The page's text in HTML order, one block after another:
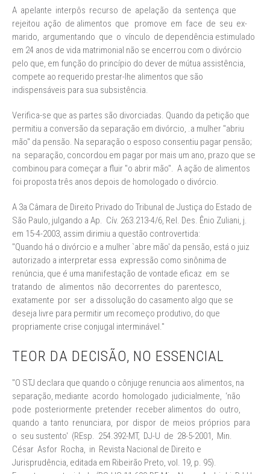
A apelante interpôs recurso de apelação da sentença que
rejeitou ação de alimentos que promove em face de seu ex-
marido, argumentando que o vínculo de dependência estimulado
em 24 anos de vida matrimonial não se encerrou com o divórcio
pelo que, em função do princípio do dever de mútua assistência,
compete ao requerido prestar-lhe alimentos que são
indispensáveis para sua subsistência.
Verifica-se que as partes são divorciadas. Quando da petição que
permitiu a conversão da separação em divórcio, .a mulher "abriu
mão" da pensão. Na separação o esposo consentiu pagar pensão;
na separação, concordou em pagar por mais um ano, prazo que se
combinou para começar a fluir "o abrir mão". A ação de alimentos
foi proposta três anos depois de homologado o divórcio.
A 3a Câmara de Direito Privado do Tribunal de Justiça do Estado de
São Paulo, julgando a Ap. Cív. 263.213-4/6, Rel. Des. Ênio Zuliani, j.
em 15-4-2003, assim dirimiu a questão controvertida:
"Quando há o divórcio e a mulher `abre mão' da pensão, está o juiz
autorizado a interpretar essa expressão como sinônima de
renúncia, que é uma manifestação de vontade eficaz em se
tratando de alimentos não decorrentes do parentesco,
exatamente por ser a dissolução do casamento algo que se
deseja livre para permitir um recomeço produtivo, do que
propriamente crise conjugal interminável."
TEOR DA DECISÃO, NO ESSENCIAL
"O STJ declara que quando o cônjuge renuncia aos alimentos, na
separação, mediante acordo homologado judicialmente, ‘não
pode posteriormente pretender receber alimentos do outro,
quando a tanto renunciara, por dispor de meios próprios para
o seu sustento' (REsp. 254.392-MT, DJ-U de 28-5-2001, Min.
César Asfor Rocha, in Revista Nacional de Direito e
Jurisprudência, editada em Ribeirão Preto, vol. 19, p. 95).